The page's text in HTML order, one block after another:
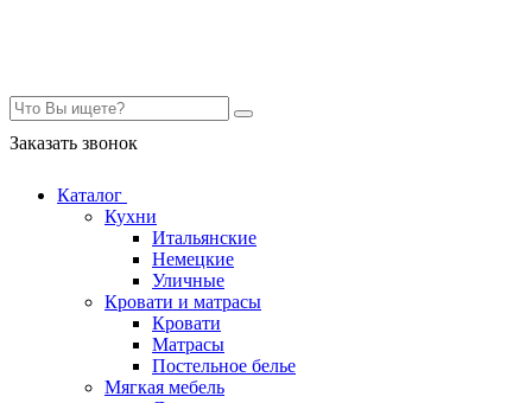
Заказать звонок
Каталог
Кухни
Итальянские
Немецкие
Уличные
Кровати и матрасы
Кровати
Матрасы
Постельное белье
Мягкая мебель